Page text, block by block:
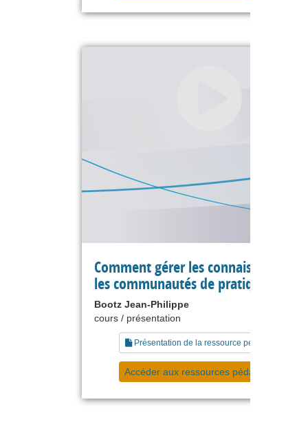
Comment gérer les connaissances
les communautés de pratique ?
Bootz Jean-Philippe
cours / présentation
Présentation de la ressource pédagogique
Accéder aux ressources pédagogiques